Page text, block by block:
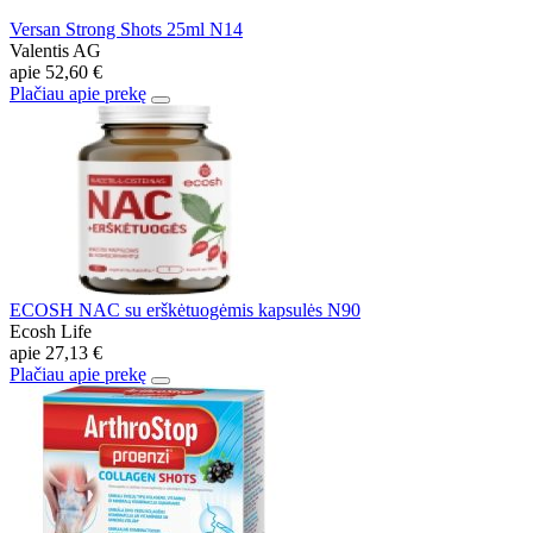
Versan Strong Shots 25ml N14
Valentis AG
apie 52,60 €
Plačiau apie prekę
ECOSH NAC su erškėtuogėmis kapsulės N90
Ecosh Life
apie 27,13 €
Plačiau apie prekę